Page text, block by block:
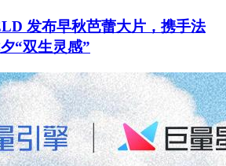
发布早秋芭蕾大片，携手法
“双生灵感”